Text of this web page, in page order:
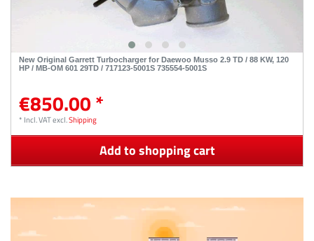
New Original Garrett Turbocharger for Daewoo Musso 2.9 TD / 88 KW, 120
HP / MB-OM 601 29TD / 717123-5001S 735554-5001S
€850.00 *
* Incl. VATexcl.Shipping
Add to shopping cart